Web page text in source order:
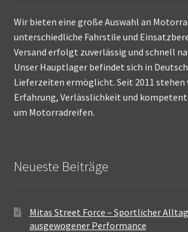
Wir bieten eine große Auswahl an
unterschiedliche Fahrstile und
Versand erfolgt zuverlässig und schnell
Unser Hauptlager befindet sich in
Lieferzeiten ermöglicht. Seit 2011 stehen
Erfahrung, Verlässlichkeit und
um Motorradreifen.
Neueste Beiträge
Mitas Street Force – Sportlicher
ausgewogener Performance